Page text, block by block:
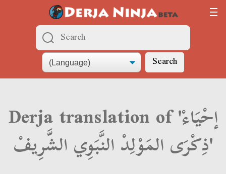
Search
Derja translation of 'إحْيَاءْ
ذِكْرَى المَوْلِدْ النَّبَوِي الشَّرِيفْ'